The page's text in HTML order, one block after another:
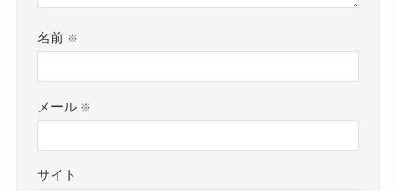
名前 ※
メール ※
サイト